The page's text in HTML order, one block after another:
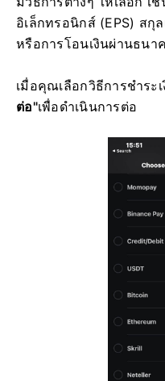
มีวิธีการต่างๆ ให้เลือก เ
อิเล็กทรอนิกส์ (EPS) สกุ
หรือการโอนเงินผ่านธนา
เมื่อคุณเลือกวิธีการชำระ
เพื่อดำเนินการต่อ